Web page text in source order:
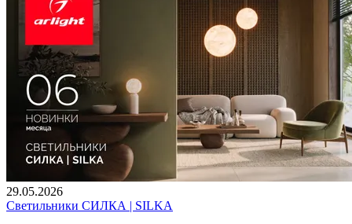
29.05.2026
Светильники СИЛКА | SILKA